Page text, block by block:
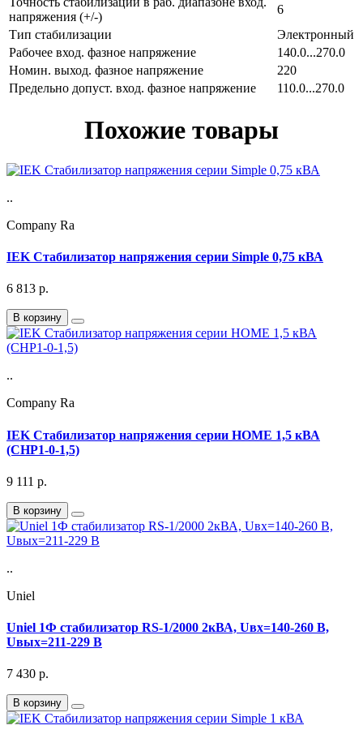
напряжения (+/-)
6
Тип стабилизации
Электронный
Рабочее вход. фазное напряжение
140.0...270.0
Номин. выход. фазное напряжение
220
Предельно допуст. вход. фазное напряжение
110.0...270.0
Похожие товары
..
Company Ra
IEK Стабилизатор напряжения серии Simple 0,75 кВА
6 813 р.
В корзину
..
Company Ra
IEK Стабилизатор напряжения серии HOME 1,5 кВА
(СНР1-0-1,5)
9 111 р.
В корзину
..
Uniel
Uniel 1Ф стабилизатор RS-1/2000 2кВА, Uвх=140-260 В,
Uвых=211-229 В
7 430 р.
В корзину